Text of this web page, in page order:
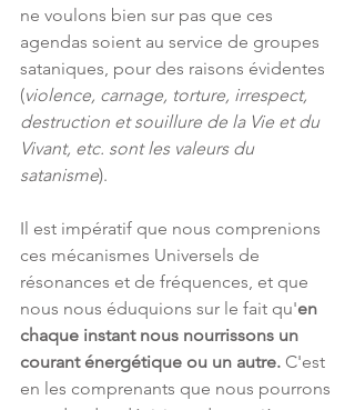
ne voulons bien sur pas que ces
agendas soient au service de groupes
sataniques, pour des raisons évidentes
(violence, carnage, torture, irrespect,
destruction et souillure de la Vie et du
Vivant, etc. sont les valeurs du
satanisme).
Il est impératif que nous comprenions
ces mécanismes Universels de
résonances et de fréquences, et que
nous nous éduquions sur le fait qu'en
chaque instant nous nourrissons un
courant énergétique ou un autre. C'est
en les comprenants que nous pourrons